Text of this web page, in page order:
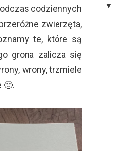
codziennych
zwierzęta,
te, które są
grona zalicza się
wrony, trzmiele
🙂.
▼